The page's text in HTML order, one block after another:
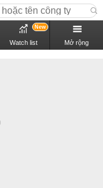
Watch list
New
Mở rộng